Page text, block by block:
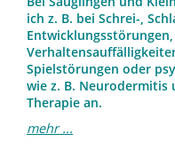
ich z. B. bei Schrei-,
Spielstörungen oder
wie z. B. Neurodermitis
Therapie an.
mehr ...